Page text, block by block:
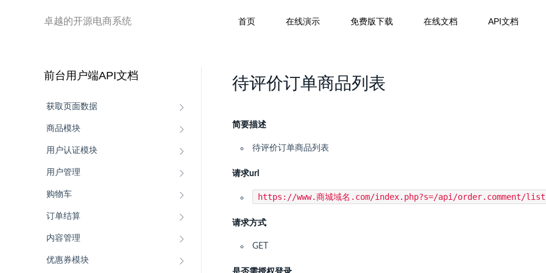
卓越的开源电商系统 首页 在线演示 免费版下载 在线文档 API文档
前台用户端API文档
获取页面数据
商品模块
用户认证模块
用户管理
购物车
订单结算
内容管理
优惠券模块
待评价订单商品列表
简要描述
待评价订单商品列表
请求url
https://www.商城域名.com/index.php?s=/api/order.comment/list
请求方式
GET